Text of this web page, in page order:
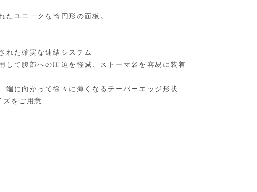
たユニークな惰円形の面板。
れた確実な連結システム
て腹部への圧迫を軽減、ストーマ袋を容易に装着
に向かって徐々に薄くなるテーパーエッジ形状
をご用意